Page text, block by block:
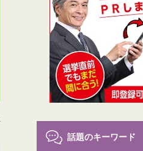
話題のキーワード